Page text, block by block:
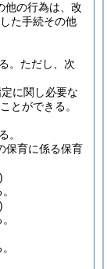
他の行為は、改
た手続その他
。 ただし、次
に関し必要な
とができる。
。
保育に係る保育